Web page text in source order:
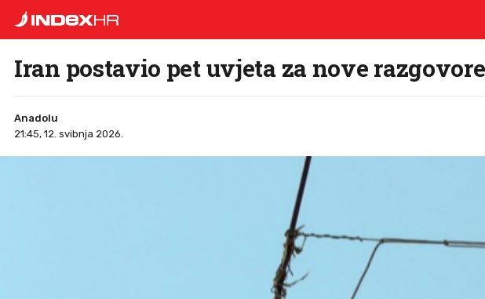
Iran postavio pet uvjeta za nove
Anadolu
21:45, 12. svibnja 2026.